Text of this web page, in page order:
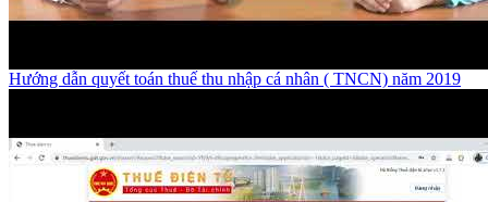
Hướng dẫn quyết toán thuế thu nhập cá nhân ( TNCN) năm 2019